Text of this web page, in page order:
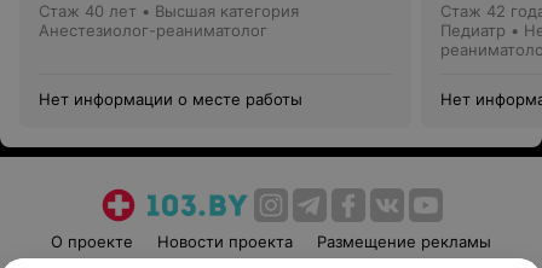
Стаж 40 лет • Высшая категория
Анестезиолог-реаниматолог
Нет информации о месте работы
Стаж 42
Педиатр •
Нет
О проекте Новости проекта
Размещение рекламы